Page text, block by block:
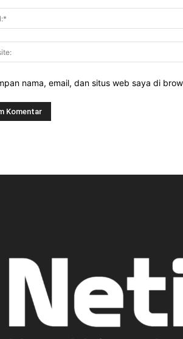
nama, email, dan situs web saya di